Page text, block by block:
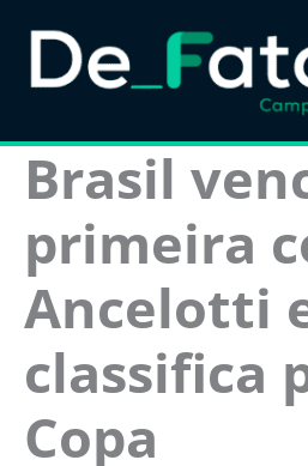
para
Brasil
primeira
Ancelotti
classifica
Copa